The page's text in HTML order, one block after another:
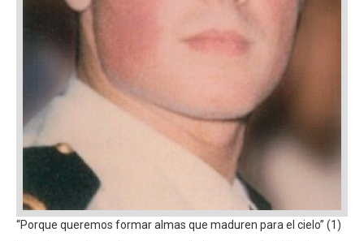
“Porque queremos formar almas que maduren para el cielo” (1)